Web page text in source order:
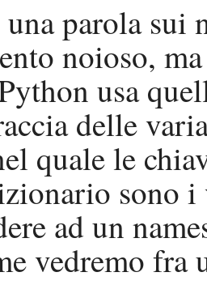
parola sui
noioso,
usa
delle
quale le
sono
ad un
vedremo fra